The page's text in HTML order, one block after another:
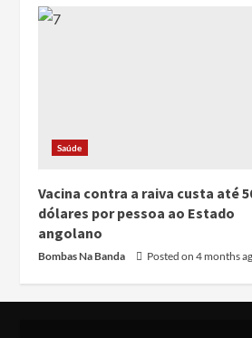
Saúde
Vacina contra a raiva custa até
dólares por pessoa ao Estado
angolano
Bombas Na Banda Posted on 4 months